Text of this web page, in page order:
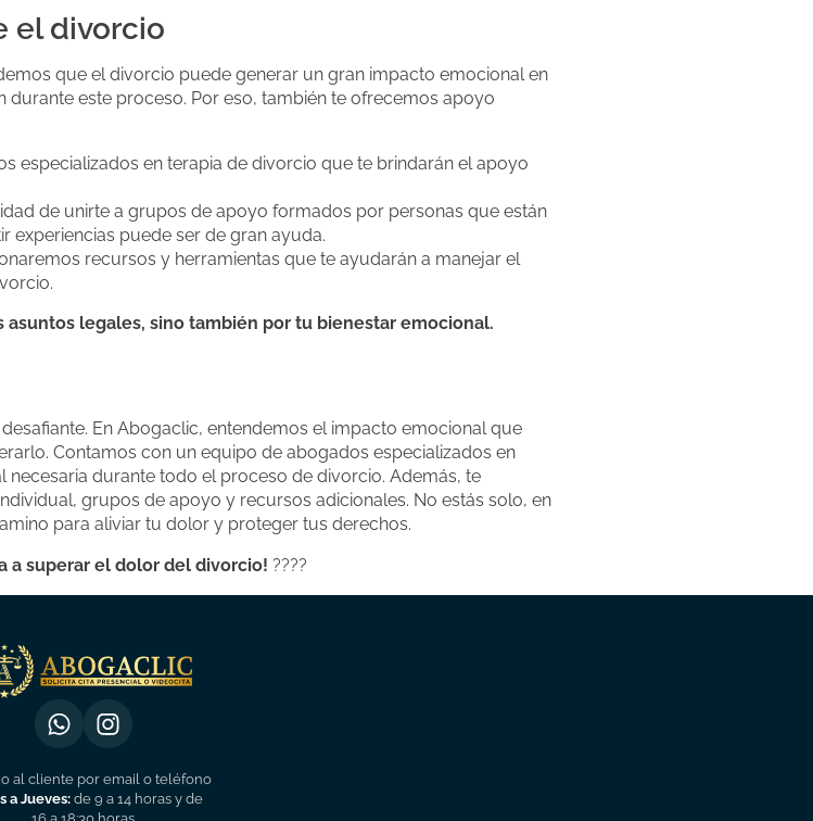
el divorcio
que el divorcio puede generar un gran impacto emocional en
durante este proceso. Por eso, también te ofrecemos apoyo
especializados en terapia de divorcio que te brindarán el apoyo
de unirte a grupos de apoyo formados por personas que están
experiencias puede ser de gran ayuda.
recursos y herramientas que te ayudarán a manejar el
legales, sino también por tu bienestar emocional.
En Abogaclic, entendemos el impacto emocional que
Contamos con un equipo de abogados especializados en
durante todo el proceso de divorcio. Además, te
grupos de apoyo y recursos adicionales. No estás solo, en
para aliviar tu dolor y proteger tus derechos.
a superar el dolor del divorcio! ????
al cliente por email o teléfono
a Jueves:de 9 a 14 horas y de